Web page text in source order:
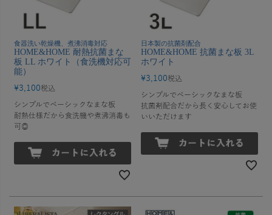
食器洗い乾燥機、煮沸消毒対応
HOME&HOME 耐熱抗菌まな
板 LL ホワイト（食洗機対応可
能）
¥3,100税込
シンプルでベーシックなまな板
耐熱仕様だから食洗機や煮沸消毒も
可◎
日本製の抗菌剤配合
HOME&HOME 抗菌まな板 3L
ホワイト
¥3,100税込
シンプルでベーシックなまな板
抗菌剤配合だから長く安心してお使
いいただけます